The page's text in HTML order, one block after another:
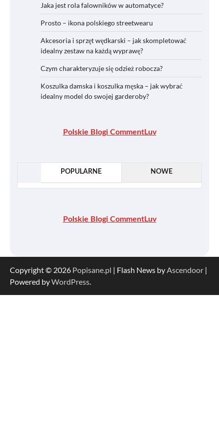
Jaka jest rola falowników w automatyce?
Prosto – ikona polskiego streetwearu
Akcesoria i sprzęt wędkarski – jak skompletować
idealny zestaw na każdą wyprawę?
Czym charakteryzuje się odzież robocza?
Koszulka damska i koszulka męska – jak wybrać
idealny model do swojej garderoby?
Polskie Blogi CommentLuv
POPULARNE NOWE
Polskie Blogi CommentLuv
Copyright © 2026 Popisane.pl | Flash News byAscendoor |
Powered byWordPress.